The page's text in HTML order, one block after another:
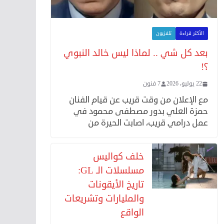
الأكثر قراءة تلفزيون
بعد كل شي .. لماذا ليس خالد النبوي
؟!
22 يوليو، 2026 7 فنون
مع الإعلان من وقت قريب عن قيام الفنان
حمزة العلي بدور مصطفى محمود في
عمل درامي قريب، اصابت الحيرة من
خلف كواليس
مسلسلات الـ GL:
تاريخ الأيقونات
والمليارات وتشريعات
الواقع